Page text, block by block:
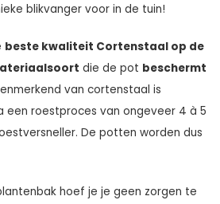
blikvanger voor in de tuin!
beste kwaliteit Cortenstaal op de
die de pot beschermt
van cortenstaal is
een roestproces van ongeveer 4 à 5
De potten worden dus
hoef je je geen zorgen te